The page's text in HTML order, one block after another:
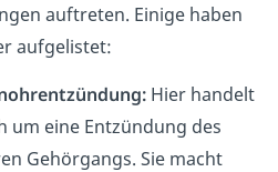
auftreten. Einige haben
aufgelistet:
Hier handelt
um eine Entzündung des
Gehörgangs. Sie macht